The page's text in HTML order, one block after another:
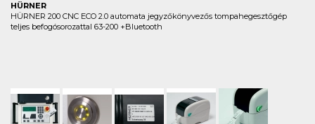
HÜRNER
HÜRNER 200 CNC ECO 2.0 automata jegyzőkönyvezős tompahegesztőgép
teljes befogósorozattal 63-200 +Bluetooth